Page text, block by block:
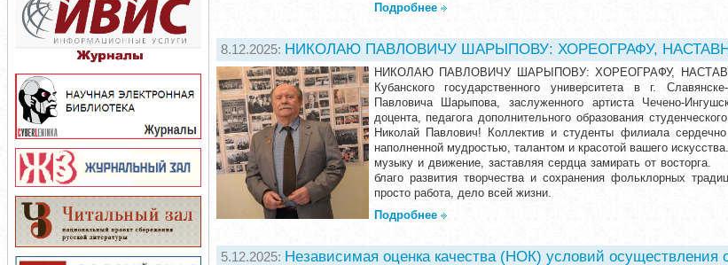
Подробнее
8.12.2025: НИКОЛАЮ ПАВЛОВИЧУ ШАРЫПОВУ: ХОРЕОГРАФУ,
НИКОЛАЮ ПАВЛОВИЧУ ШАРЫПОВУ: ХОРЕОГРАФУ,
Кубанского государственного университета в г.
Павловича Шарыпова, заслуженного артиста Чечено-
доцента, педагога дополнительного образования
Николай Павлович! Коллектив и студенты филиала
наполненной мудростью, талантом и красотой вашего
музыку и движение, заставляя сердца замирать от
благо развития творчества и сохранения фольклорных
просто работа, дело всей жизни.
Подробнее
5.12.2025: Независимая оценка качества (НОК) условий осуществления